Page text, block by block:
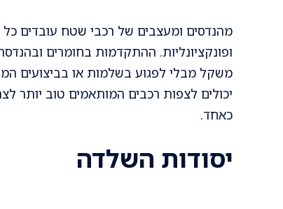
מהנדסים ומעצבים של רכבי שטח עובדים כל
ופונקציונליות. ההתקדמות בחומרים
משקל מבלי לפגוע בשלמות או בביצועים
יכולים לצפות רכבים המותאמים טוב יותר
כאחד.
יסודות השלדה